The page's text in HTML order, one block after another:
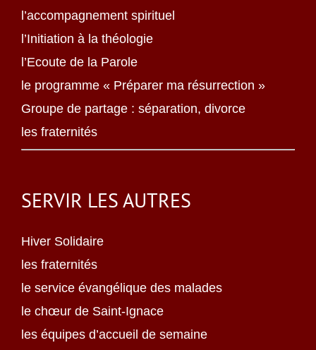
l’accompagnement spirituel
l’Initiation à la théologie
l’Ecoute de la Parole
le programme « Préparer ma résurrection »
Groupe de partage : séparation, divorce
les fraternités
SERVIR LES AUTRES
Hiver Solidaire
les fraternités
le service évangélique des malades
le chœur de Saint-Ignace
les équipes d’accueil de semaine